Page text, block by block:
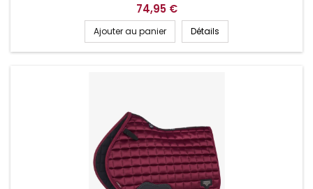
74,95 €
Ajouter au panier Détails